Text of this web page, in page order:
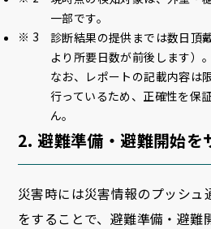
一部です。
診断結果の提供までは数日頂
より所要日数が前後します）。
なお、レポートの記載内容は
行っているため、正確性を保
ん。
2. 避難準備・避難開始を
災害時には災害情報のプッシュ
をすることで、避難準備・避難